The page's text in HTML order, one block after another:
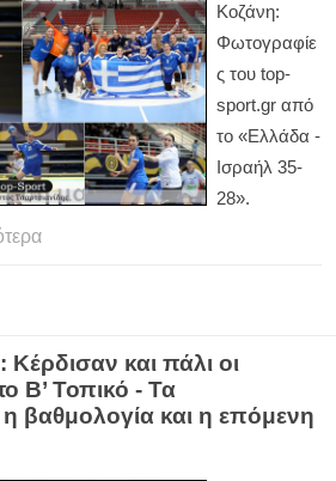
Κοζάνη:
Φωτογραφίε
ς του top-
sport.gr από
το «Ελλάδα -
Ισραήλ 35-
28».
και πάλι οι
Β’ Τοπικό - Τα
βαθμολογία και η επόμενη